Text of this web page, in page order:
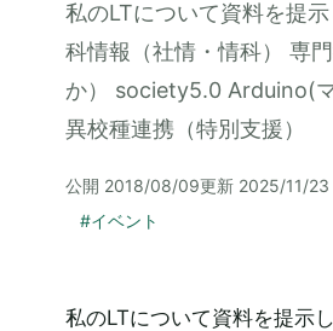
私のLTについて資料を提
科情報（社情・情科） 専
か） society5.0 Arduino(
異校種連携（特別支援）
公開 2018/08/09更新 2025/11/23
#イベント
私のLTについて資料を提示